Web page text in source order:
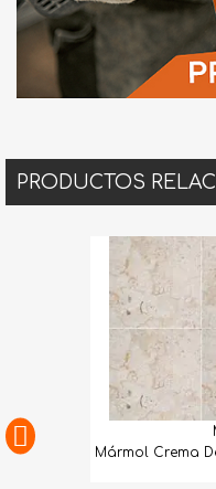
PRODUCTOS
Mármol Crema